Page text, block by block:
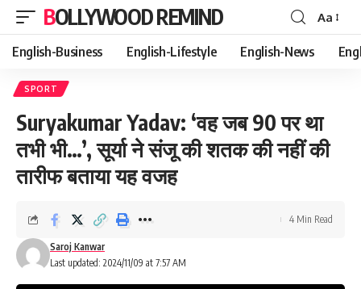
BOLLYWOOD REMIND
Font
Resizer
Aa
English-Business English-Lifestyle English-News
SPORT
Suryakumar Yadav: ‘वह जब 90 पर था
तभी भी…’, सूर्या ने संजू की शतक की नहीं की
तारीफ बताया यह वजह
Last updated: 2024/11/09 at 7:57 AM
Saroj Kanwar
4 Min Read